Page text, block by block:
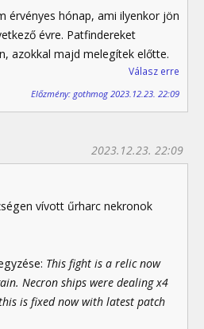
érvényes hónap, ami ilyenkor jön
évre. Patfindereket
azokkal majd melegítek előtte.
Válasz erre
Előzmény: gothmog 2023.12.23. 22:09
2023.12.23. 22:09
vívott űrharc nekronok
This fight is a relic now
Necron ships were dealing x4
is fixed now with latest patch